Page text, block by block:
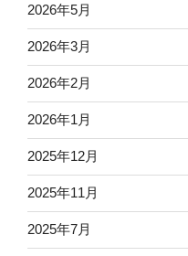
2026年5月
2026年3月
2026年2月
2026年1月
2025年12月
2025年11月
2025年7月